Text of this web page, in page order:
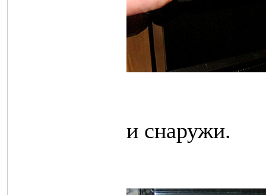
и снаружи.